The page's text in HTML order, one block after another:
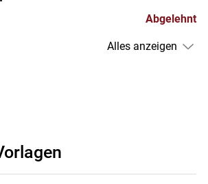
Abgelehnt
Alles anzeigen